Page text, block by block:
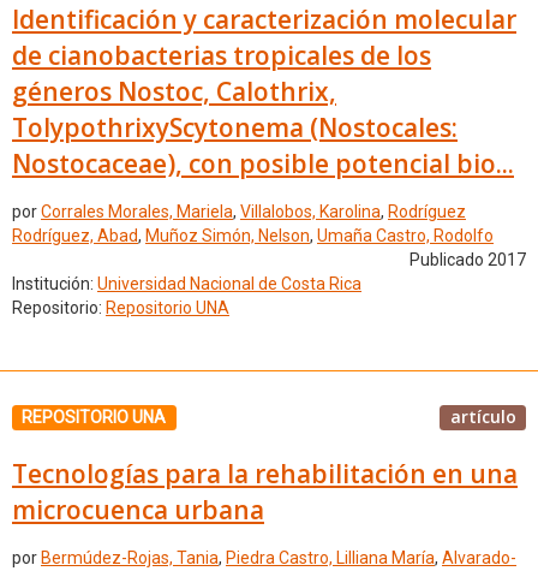
Identificación y caracterización molecular
de cianobacterias tropicales de los
géneros Nostoc, Calothrix,
TolypothrixyScytonema (Nostocales:
Nostocaceae), con posible potencial bio...
porCorrales Morales, Mariela, Villalobos, Karolina, Rodríguez
Rodríguez, Abad, Muñoz Simón, Nelson, Umaña Castro, Rodolfo
Publicado 2017
Institución: Universidad Nacional de Costa Rica
Repositorio: Repositorio UNA
REPOSITORIO UNA artículo
Tecnologías para la rehabilitación en una
microcuenca urbana
por Bermúdez-Rojas, Tania, Piedra Castro, Lilliana María, Alvarado-